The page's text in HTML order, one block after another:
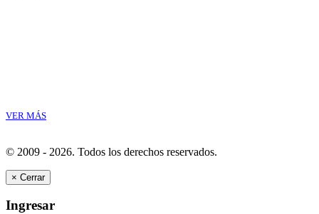
VER MÁS
© 2009 - 2026. Todos los derechos reservados.
× Cerrar
Ingresar